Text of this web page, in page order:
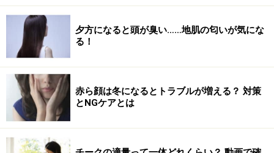
1/2 次のページへ
夕方になると頭が臭い……地肌の匂いが気にな
る！
赤ら顔は冬になるとトラブルが増える？ 対策
とNGケアとは